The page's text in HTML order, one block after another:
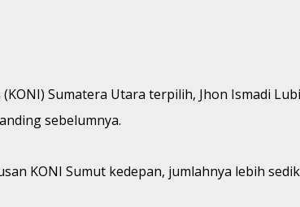
Sumatera Utara terpilih, Jhon Ismadi
sebelumnya.
KONI Sumut kedepan, jumlahnya lebih